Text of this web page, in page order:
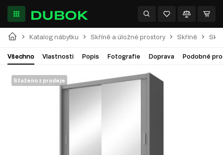
Katalog nábytku Skříně a úložné prostory Skříně
Všechno Vlastnosti Popis Fotografie Doprava Podobné
Staženo z prodeje